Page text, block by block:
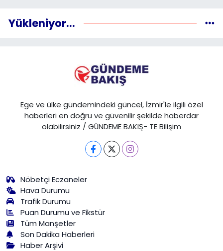
Yükleniyor...
Ege ve ülke gündemindeki güncel, İzmir'le ilgili özel
haberleri en doğru ve güvenilir şekilde haberdar
olabilirsiniz / GÜNDEME BAKIŞ- TE Bilişim
Nöbetçi Eczaneler
Hava Durumu
Trafik Durumu
Puan Durumu ve Fikstür
Tüm Manşetler
Son Dakika Haberleri
Haber Arşivi